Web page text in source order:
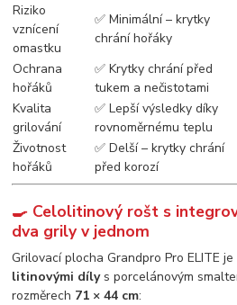
Riziko
vznícení
omastku
✅ Minimální – krytky
chrání hořáky
Ochrana
hořáků
✅ Krytky chrání před
tukem a nečistotami
Kvalita
grilování
✅ Lepší výsledky díky
rovnoměrnému teplu
Životnost
hořáků
✅ Delší – krytky chrání
před korozí
🍳 Celolitinový rošt s
dva grily v jednom
Grilovací plocha Grandpro Pro ELITE
litinovými dílys porcelánovým
rozměrech 71 × 44 cm: